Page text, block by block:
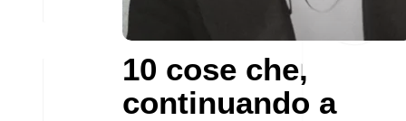
10 cose che,
continuando a